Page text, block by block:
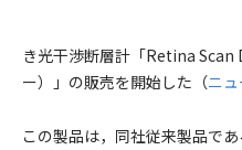
き光干渉断層計「Retina Scan
ー）」の販売を開始した（ニ
この製品は，同社従来製品で